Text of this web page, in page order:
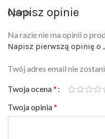
Napisz opinie
Opinie
Na razie nie ma opinii o
Napisz pierwszą opinię o
Twój adres email nie
Twoja ocena*
Twoja opinia*